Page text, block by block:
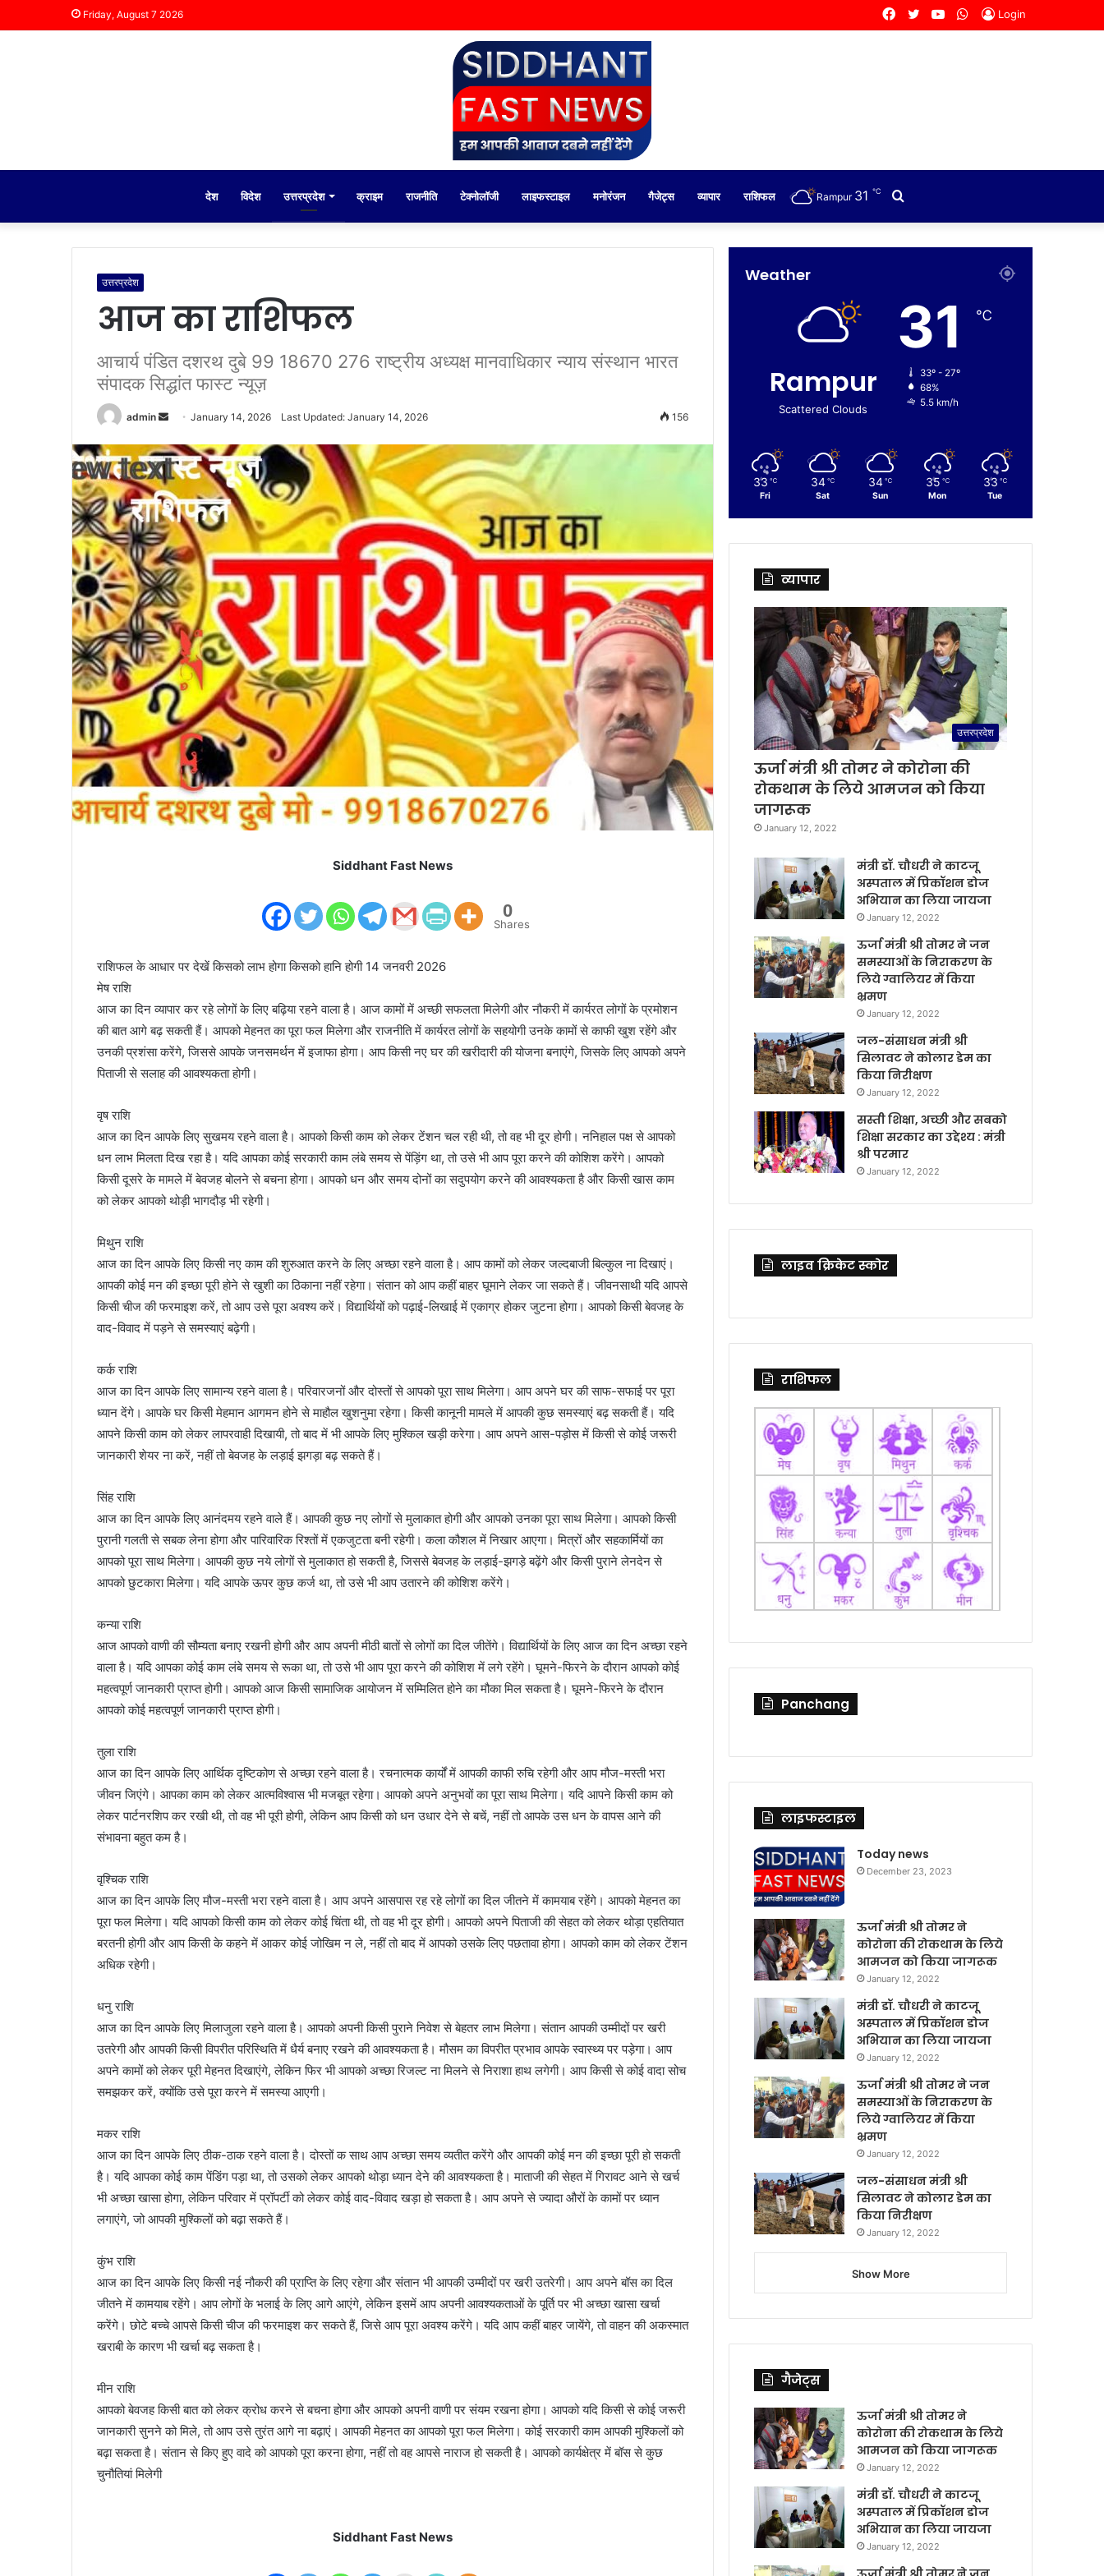
Friday, August 7 2026 Login
WhatsApp
YouTube
Twitter
Facebook
देश विदेश उत्तरप्रदेश क्राइम राजनीति टेक्नोलॉजी लाइफस्टाइल मनोरंजन गैजेट्स व्यापार राशिफल
for
Rampur 31 ℃
उत्तरप्रदेश
आज का राशिफल
आचार्य पंडित दशरथ दुबे 99 18670 276 राष्ट्रीय अध्यक्ष मानवाधिकार न्याय संस्थान भारत
संपादक सिद्धांत फास्ट न्यूज़
admin
n
d
a
n
e
m
a
i
l
January 14, 2026 Last Updated: January 14, 2026 156
Siddhant Fast News
0
Shares
राशिफल के आधार पर देखें किसको लाभ होगा किसको हानि होगी 14 जनवरी 2026
मेष राशि
आज का दिन व्यापार कर रहे लोगों के लिए बढ़िया रहने वाला है। आज कामों में अच्छी सफलता मिलेगी और नौकरी में कार्यरत लोगों के प्रमोशन
की बात आगे बढ़ सकती हैं। आपको मेहनत का पूरा फल मिलेगा और राजनीति में कार्यरत लोगों के सहयोगी उनके कामों से काफी खुश रहेंगे और
उनकी प्रशंसा करेंगे, जिससे आपके जनसमर्थन में इजाफा होगा। आप किसी नए घर की खरीदारी की योजना बनाएंगे, जिसके लिए आपको अपने
पिताजी से सलाह की आवश्यकता होगी।
वृष राशि
आज का दिन आपके लिए सुखमय रहने वाला है। आपको किसी काम को लेकर टेंशन चल रही थी, तो वह भी दूर होगी। ननिहाल पक्ष से आपको
धन लाभ मिलता दिख रहा है। यदि आपका कोई सरकारी काम लंबे समय से पेंड़िंग था, तो उसे भी आप पूरा करने की कोशिश करेंगे। आपको
किसी दूसरे के मामले में बेवजह बोलने से बचना होगा। आपको धन और समय दोनों का सदुपयोग करने की आवश्यकता है और किसी खास काम
को लेकर आपको थोड़ी भागदौड़ भी रहेगी।
मिथुन राशि
आज का दिन आपके लिए किसी नए काम की शुरुआत करने के लिए अच्छा रहने वाला है। आप कामों को लेकर जल्दबाजी बिल्कुल ना दिखाएं।
आपकी कोई मन की इच्छा पूरी होने से खुशी का ठिकाना नहीं रहेगा। संतान को आप कहीं बाहर घूमाने लेकर जा सकते हैं। जीवनसाथी यदि आपसे
किसी चीज की फरमाइश करें, तो आप उसे पूरा अवश्य करें। विद्यार्थियों को पढ़ाई-लिखाई में एकाग्र होकर जुटना होगा। आपको किसी बेवजह के
वाद-विवाद में पड़ने से समस्याएं बढ़ेगी।
कर्क राशि
आज का दिन आपके लिए सामान्य रहने वाला है। परिवारजनों और दोस्तों से आपको पूरा साथ मिलेगा। आप अपने घर की साफ-सफाई पर पूरा
ध्यान देंगे। आपके घर किसी मेहमान आगमन होने से माहौल खुशनुमा रहेगा। किसी कानूनी मामले में आपकी कुछ समस्याएं बढ़ सकती हैं। यदि
आपने किसी काम को लेकर लापरवाही दिखायी, तो बाद में भी आपके लिए मुश्किल खड़ी करेगा। आप अपने आस-पड़ोस में किसी से कोई जरूरी
जानकारी शेयर ना करें, नहीं तो बेवजह के लड़ाई झगड़ा बढ़ सकते हैं।
सिंह राशि
आज का दिन आपके लिए आनंदमय रहने वाले हैं। आपकी कुछ नए लोगों से मुलाकात होगी और आपको उनका पूरा साथ मिलेगा। आपको किसी
पुरानी गलती से सबक लेना होगा और पारिवारिक रिश्तों में एकजुटता बनी रहेगी। कला कौशल में निखार आएगा। मित्रों और सहकार्मियों का
आपको पूरा साथ मिलेगा। आपकी कुछ नये लोगों से मुलाकात हो सकती है, जिससे बेवजह के लड़ाई-झगड़े बढ़ेंगे और किसी पुराने लेनदेन से
आपको छुटकारा मिलेगा। यदि आपके ऊपर कुछ कर्ज था, तो उसे भी आप उतारने की कोशिश करेंगे।
कन्या राशि
आज आपको वाणी की सौम्यता बनाए रखनी होगी और आप अपनी मीठी बातों से लोगों का दिल जीतेंगे। विद्यार्थियों के लिए आज का दिन अच्छा रहने
वाला है। यदि आपका कोई काम लंबे समय से रूका था, तो उसे भी आप पूरा करने की कोशिश में लगे रहेंगे। घूमने-फिरने के दौरान आपको कोई
महत्वपूर्ण जानकारी प्राप्त होगी। आपको आज किसी सामाजिक आयोजन में सम्मिलित होने का मौका मिल सकता है। घूमने-फिरने के दौरान
आपको कोई महत्वपूर्ण जानकारी प्राप्त होगी।
तुला राशि
आज का दिन आपके लिए आर्थिक दृष्टिकोण से अच्छा रहने वाला है। रचनात्मक कार्यों में आपकी काफी रुचि रहेगी और आप मौज-मस्ती भरा
जीवन जिएंगे। आपका काम को लेकर आत्मविश्वास भी मजबूत रहेगा। आपको अपने अनुभवों का पूरा साथ मिलेगा। यदि आपने किसी काम को
लेकर पार्टनरशिप कर रखी थी, तो वह भी पूरी होगी, लेकिन आप किसी को धन उधार देने से बचें, नहीं तो आपके उस धन के वापस आने की
संभावना बहुत कम है।
वृश्चिक राशि
आज का दिन आपके लिए मौज-मस्ती भरा रहने वाला है। आप अपने आसपास रह रहे लोगों का दिल जीतने में कामयाब रहेंगे। आपको मेहनत का
पूरा फल मिलेगा। यदि आपको किसी काम को लेकर कोई चिंता थी, तो वह भी दूर होगी। आपको अपने पिताजी की सेहत को लेकर थोड़ा एहतियात
बरतनी होगी और आप किसी के कहने में आकर कोई जोखिम न ले, नहीं तो बाद में आपको उसके लिए पछतावा होगा। आपको काम को लेकर टेंशन
अधिक रहेगी।
धनु राशि
आज का दिन आपके लिए मिलाजुला रहने वाला है। आपको अपनी किसी पुराने निवेश से बेहतर लाभ मिलेगा। संतान आपकी उम्मीदों पर खरी
उतरेगी और आपकी किसी विपरीत परिस्थिति में धैर्य बनाए रखने की आवश्यकता है। मौसम का विपरीत प्रभाव आपके स्वास्थ्य पर पड़ेगा। आप
अपने कामों को लेकर पूरी मेहनत दिखाएंगे, लेकिन फिर भी आपको अच्छा रिजल्ट ना मिलने से निराशा हाथ लगेगी। आप किसी से कोई वादा सोच
समझकर करें, क्योंकि उसे पूरा करने में समस्या आएगी।
मकर राशि
आज का दिन आपके लिए ठीक-ठाक रहने वाला है। दोस्तों क साथ आप अच्छा समय व्यतीत करेंगे और आपकी कोई मन की इच्छा पूरी हो सकती
है। यदि आपका कोई काम पेंडिंग पड़ा था, तो उसको लेकर आपको थोड़ा ध्यान देने की आवश्यकता है। माताजी की सेहत में गिरावट आने से खर्च
भी अच्छा खासा होगा, लेकिन परिवार में प्रॉपर्टी को लेकर कोई वाद-विवाद खड़ा हो सकता है। आप अपने से ज्यादा औरों के कामों पर ध्यान
लगाएंगे, जो आपकी मुश्किलों को बढ़ा सकते हैं।
कुंभ राशि
आज का दिन आपके लिए किसी नई नौकरी की प्राप्ति के लिए रहेगा और संतान भी आपकी उम्मीदों पर खरी उतरेगी। आप अपने बॉस का दिल
जीतने में कामयाब रहेंगे। आप लोगों के भलाई के लिए आगे आएंगे, लेकिन इसमें आप अपनी आवश्यकताओं के पूर्ति पर भी अच्छा खासा खर्चा
करेंगे। छोटे बच्चे आपसे किसी चीज की फरमाइश कर सकते हैं, जिसे आप पूरा अवश्य करेंगे। यदि आप कहीं बाहर जायेंगे, तो वाहन की अकस्मात
खराबी के कारण भी खर्चा बढ़ सकता है।
मीन राशि
आपको बेवजह किसी बात को लेकर क्रोध करने से बचना होगा और आपको अपनी वाणी पर संयम रखना होगा। आपको यदि किसी से कोई जरूरी
जानकारी सुनने को मिले, तो आप उसे तुरंत आगे ना बढ़ाएं। आपकी मेहनत का आपको पूरा फल मिलेगा। कोई सरकारी काम आपकी मुश्किलों को
बढ़ा सकता है। संतान से किए हुए वादे को आपको पूरा करना होगा, नहीं तो वह आपसे नाराज हो सकती है। आपको कार्यक्षेत्र में बॉस से कुछ
चुनौतियां मिलेगी
Siddhant Fast News
Weather
Rampur
Scattered Clouds
31 ℃
33º - 27º
68%
5.5 km/h
33 ℃
Fri
34 ℃
Sat
34 ℃
Sun
35 ℃
Mon
33 ℃
Tue
व्यापार
उत्तरप्रदेश
ऊर्जा मंत्री श्री तोमर ने कोरोना की
रोकथाम के लिये आमजन को किया
जागरूक
January 12, 2022
मंत्री डॉ. चौधरी ने काटजू
अस्पताल में प्रिकॉशन डोज
अभियान का लिया जायजा
January 12, 2022
ऊर्जा मंत्री श्री तोमर ने जन
समस्याओं के निराकरण के
लिये ग्वालियर में किया
भ्रमण
January 12, 2022
जल-संसाधन मंत्री श्री
सिलावट ने कोलार डेम का
किया निरीक्षण
January 12, 2022
सस्ती शिक्षा, अच्छी और सबको
शिक्षा सरकार का उद्देश्य : मंत्री
श्री परमार
January 12, 2022
लाइव क्रिकेट स्कोर
राशिफल
Panchang
लाइफस्टाइल
Today news
December 23, 2023
ऊर्जा मंत्री श्री तोमर ने
कोरोना की रोकथाम के लिये
आमजन को किया जागरूक
January 12, 2022
मंत्री डॉ. चौधरी ने काटजू
अस्पताल में प्रिकॉशन डोज
अभियान का लिया जायजा
January 12, 2022
ऊर्जा मंत्री श्री तोमर ने जन
समस्याओं के निराकरण के
लिये ग्वालियर में किया
भ्रमण
January 12, 2022
जल-संसाधन मंत्री श्री
सिलावट ने कोलार डेम का
किया निरीक्षण
January 12, 2022
Show More
गैजेट्स
ऊर्जा मंत्री श्री तोमर ने
कोरोना की रोकथाम के लिये
आमजन को किया जागरूक
January 12, 2022
मंत्री डॉ. चौधरी ने काटजू
अस्पताल में प्रिकॉशन डोज
अभियान का लिया जायजा
January 12, 2022